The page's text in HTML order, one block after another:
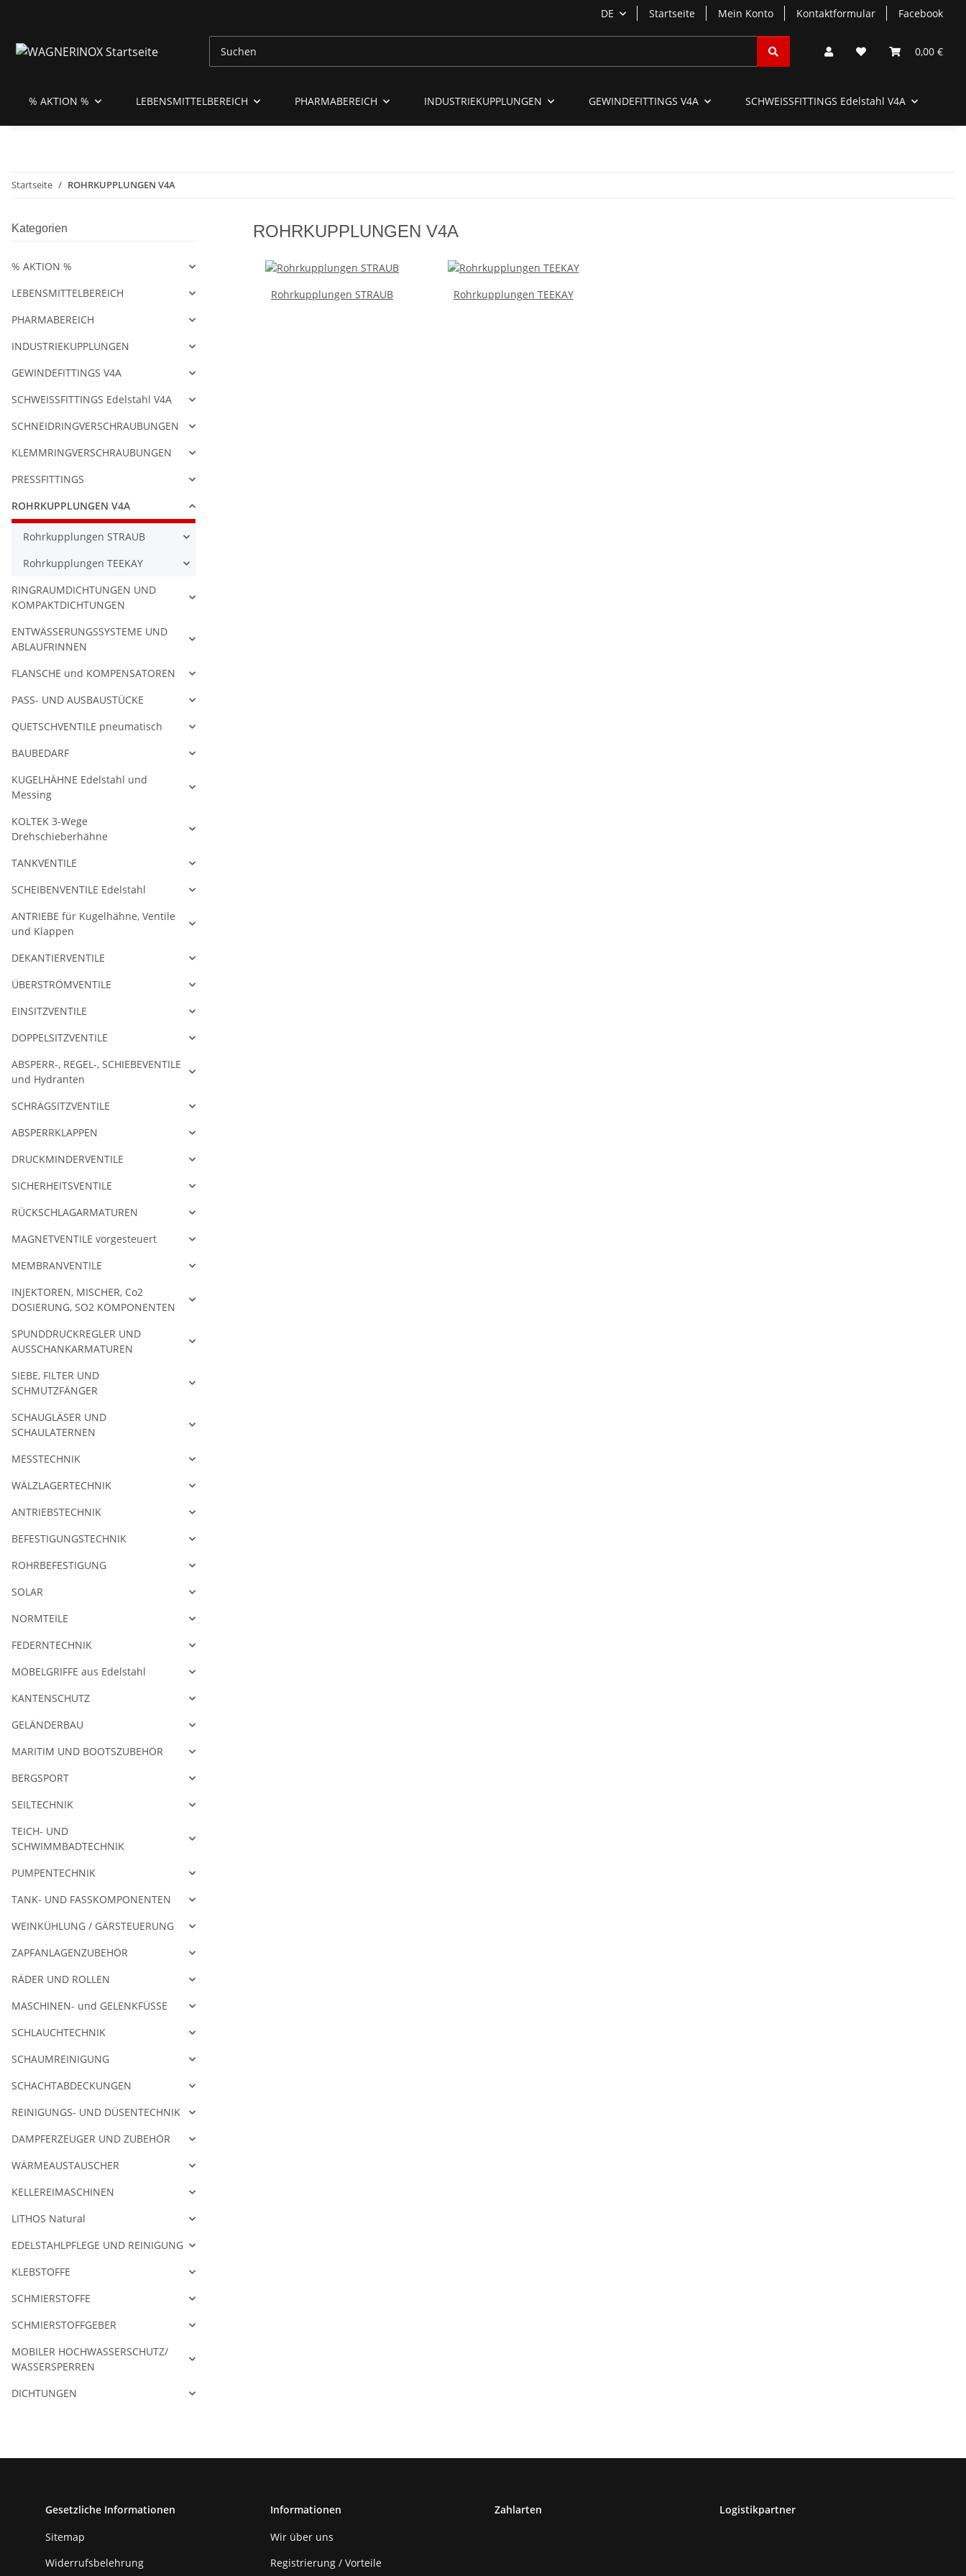
DE Startseite Mein Konto Kontaktformular Facebook
0,00 €
% AKTION % LEBENSMITTELBEREICH PHARMABEREICH INDUSTRIEKUPPLUNGEN GEWINDEFITTINGS V4A SCHWEISSFITTINGS Edelstahl V4A
Startseite ROHRKUPPLUNGEN V4A
ROHRKUPPLUNGEN V4A
Rohrkupplungen STRAUB Rohrkupplungen TEEKAY
Kategorien
% AKTION %
LEBENSMITTELBEREICH
PHARMABEREICH
INDUSTRIEKUPPLUNGEN
GEWINDEFITTINGS V4A
SCHWEISSFITTINGS Edelstahl V4A
SCHNEIDRINGVERSCHRAUBUNGEN
KLEMMRINGVERSCHRAUBUNGEN
PRESSFITTINGS
ROHRKUPPLUNGEN V4A
Rohrkupplungen STRAUB
Rohrkupplungen TEEKAY
RINGRAUMDICHTUNGEN UND
KOMPAKTDICHTUNGEN
ENTWÄSSERUNGSSYSTEME UND
ABLAUFRINNEN
FLANSCHE und KOMPENSATOREN
PASS- UND AUSBAUSTÜCKE
QUETSCHVENTILE pneumatisch
BAUBEDARF
KUGELHÄHNE Edelstahl und
Messing
KOLTEK 3-Wege
Drehschieberhähne
TANKVENTILE
SCHEIBENVENTILE Edelstahl
ANTRIEBE für Kugelhähne, Ventile
und Klappen
DEKANTIERVENTILE
ÜBERSTRÖMVENTILE
EINSITZVENTILE
DOPPELSITZVENTILE
ABSPERR-, REGEL-, SCHIEBEVENTILE
und Hydranten
SCHRÄGSITZVENTILE
ABSPERRKLAPPEN
DRUCKMINDERVENTILE
SICHERHEITSVENTILE
RÜCKSCHLAGARMATUREN
MAGNETVENTILE vorgesteuert
MEMBRANVENTILE
INJEKTOREN, MISCHER, Co2
DOSIERUNG, SO2 KOMPONENTEN
SPUNDDRUCKREGLER UND
AUSSCHANKARMATUREN
SIEBE, FILTER UND
SCHMUTZFÄNGER
SCHAUGLÄSER UND
SCHAULATERNEN
MESSTECHNIK
WÄLZLAGERTECHNIK
ANTRIEBSTECHNIK
BEFESTIGUNGSTECHNIK
ROHRBEFESTIGUNG
SOLAR
NORMTEILE
FEDERNTECHNIK
MÖBELGRIFFE aus Edelstahl
KANTENSCHUTZ
GELÄNDERBAU
MARITIM UND BOOTSZUBEHÖR
BERGSPORT
SEILTECHNIK
TEICH- UND
SCHWIMMBADTECHNIK
PUMPENTECHNIK
TANK- UND FASSKOMPONENTEN
WEINKÜHLUNG / GÄRSTEUERUNG
ZAPFANLAGENZUBEHÖR
RÄDER UND ROLLEN
MASCHINEN- und GELENKFÜSSE
SCHLAUCHTECHNIK
SCHAUMREINIGUNG
SCHACHTABDECKUNGEN
REINIGUNGS- UND DÜSENTECHNIK
DAMPFERZEUGER UND ZUBEHÖR
WÄRMEAUSTAUSCHER
KELLEREIMASCHINEN
LITHOS Natural
EDELSTAHLPFLEGE UND REINIGUNG
KLEBSTOFFE
SCHMIERSTOFFE
SCHMIERSTOFFGEBER
MOBILER HOCHWASSERSCHUTZ/
WASSERSPERREN
DICHTUNGEN
Gesetzliche Informationen
Sitemap
Widerrufsbelehrung
Informationen
Wir über uns
Registrierung / Vorteile
Zahlarten Logistikpartner